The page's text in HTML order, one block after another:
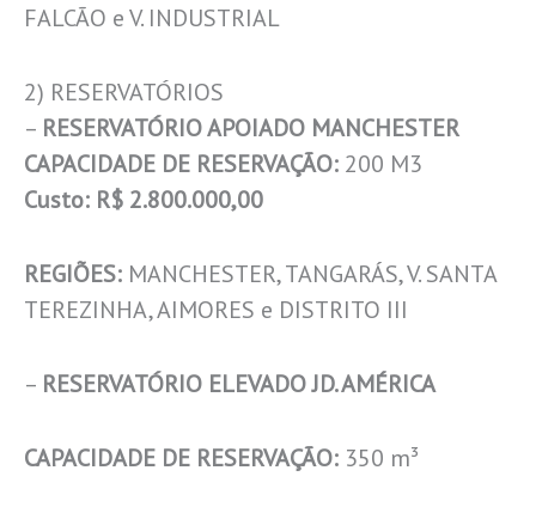
FALCÃO e V. INDUSTRIAL
2) RESERVATÓRIOS
– RESERVATÓRIO APOIADO MANCHESTER
CAPACIDADE DE RESERVAÇÃO: 200 M3
Custo: R$ 2.800.000,00
REGIÕES: MANCHESTER, TANGARÁS, V. SANTA
TEREZINHA, AIMORES e DISTRITO III
– RESERVATÓRIO ELEVADO JD. AMÉRICA
CAPACIDADE DE RESERVAÇÃO: 350 m³